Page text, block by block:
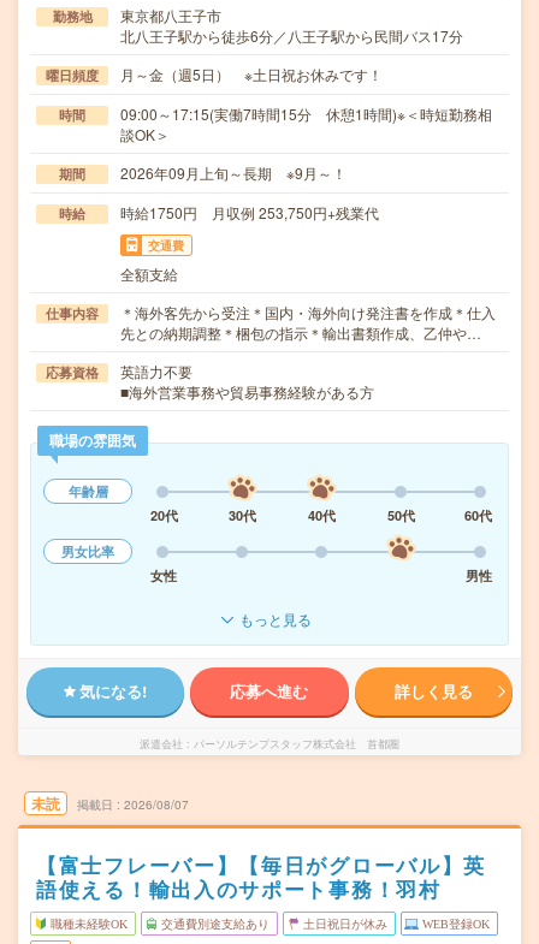
勤務地
東京都八王子市
北八王子駅から徒歩6分／八王子駅から民間バス17分
曜日頻度 月～金（週5日） ※土日祝お休みです！
時間
09:00～17:15(実働7時間15分 休憩1時間)※＜時短勤務相
談OK＞
期間 2026年09月上旬～長期 ※9月～！
時給 時給1750円 月収例 253,750円+残業代
交通費
全額支給
仕事内容
＊海外客先から受注＊国内・海外向け発注書を作成＊仕入
先との納期調整＊梱包の指示＊輸出書類作成、乙仲や…
応募資格
英語力不要
■海外営業事務や貿易事務経験がある方
職場の雰囲気
年齢層
20代
30代 40代 50代
60代
男女比率
女性
男性
もっと見る
気になる! 応募へ進む 詳しく見る
派遣会社 パーソルテンプスタッフ株式会社 首都圏
未読 掲載日 2026/08/07
【富士フレーバー】【毎日がグローバル】英
語使える！輸出入のサポート事務！羽村
職種未経験OK 交通費別途支給あり 土日祝日が休み WEB登録OK